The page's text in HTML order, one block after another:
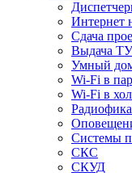
Интернет
Сдача
Выдача
Умный
Wi-Fi в
Wi-Fi в
Системы
СКС
СКУД